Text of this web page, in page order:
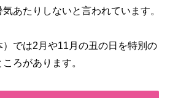
あたりしないと言われています。
）では2月や11月の丑の日を特別の
ろがあります。